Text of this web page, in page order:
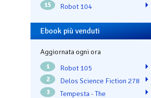
15 Robot 104
Ebook più venduti
Aggiornata ogni ora
1 Robot 105
2 Delos Science Fiction 278
3
Tempesta - The